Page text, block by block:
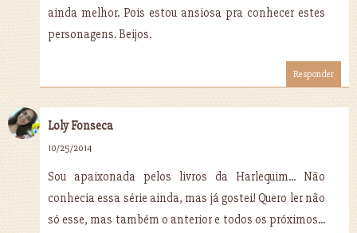
ainda melhor. Pois estou ansiosa pra conhecer estes
personagens. Beijos.
Responder
Loly Fonseca
10/25/2014
Sou apaixonada pelos livros da Harlequim... Não
conhecia essa série ainda, mas já gostei! Quero ler não
só esse, mas também o anterior e todos os próximos...